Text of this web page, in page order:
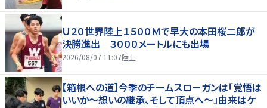
Ｕ２０世界陸上１５００Ｍで早大の本田桜二郎が
決勝進出 ３０００メートルにも出場
2026/08/07 11:07陸上
【箱根への道】今季のチームスローガンは「覚悟は
いいか～想いの継承、そして頂点へ～」由来はケ